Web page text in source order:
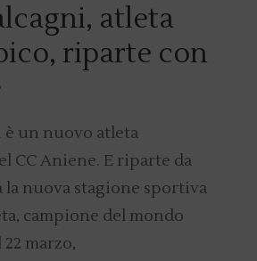
atleta
riparte con
è un nuovo atleta
CC Aniene. E riparte da
la nuova stagione sportiva
campione del mondo
marzo,